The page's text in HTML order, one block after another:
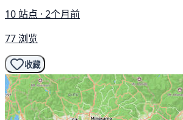
10 站点 · 2个月前
77 浏览
收藏